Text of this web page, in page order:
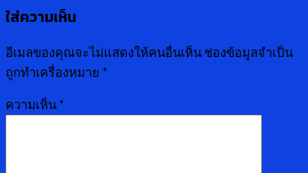
ใส่ความเห็น
อีเมลของคุณจะไม่แสดงให้คนอื่นเห็น ช่องข้อมูลจำเป็น
ถูกทำเครื่องหมาย *
ความเห็น *